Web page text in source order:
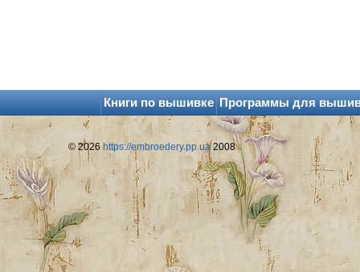
Книги по вышивке Программы для
© 2026 https://embroedery.pp.ua2008